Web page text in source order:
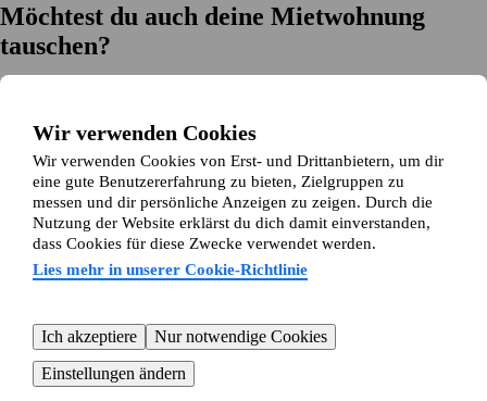
Wir verwenden Cookies
Wir verwenden Cookies von Erst- und Drittanbietern, um dir
eine gute Benutzererfahrung zu bieten, Zielgruppen zu
messen und dir persönliche Anzeigen zu zeigen. Durch die
Nutzung der Website erklärst du dich damit einverstanden,
dass Cookies für diese Zwecke verwendet werden.
Lies mehr in unserer Cookie-Richtlinie
Ich akzeptiere
Nur notwendige Cookies
Einstellungen ändern
Möchtest du auch deine Mietwohnung
tauschen?
Einfache Registrierung in 2 Minuten
Jetzt gratis loslegen
Loslegen
Jetzt gratis loslegen Anzeigen suchenAnmelden
Mehr lesen
Neuigkeiten und Tipps
Über Wohnungsswap.de
Kundenservice
Hilfe
E-Mail-Adresse:info@wohnungsswap.de